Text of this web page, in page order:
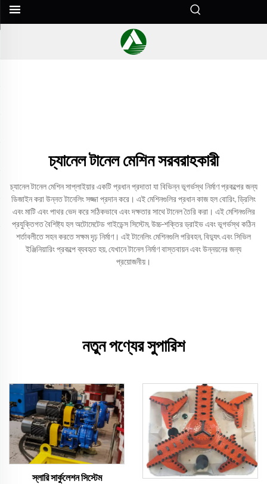
চ্যানেল টানেল মেশিন সরবরাহকারী
চ্যানেল টানেল মেশিন সাপ্লাইয়ার একটি প্রধান প্রদাতা যা বিভিন্ন ভূগর্ভস্থ নির্মাণ প্রকল্পের জন্য
ডিজাইন করা উন্নত টানেলিং সজ্জা প্রদান করে। এই মেশিনগুলির প্রধান কাজ হল বোরিং, ড্রিলিং
এবং মাটি এবং পাথর ভেদ করে সঠিকভাবে এবং দক্ষতার সাথে টানেল তৈরি করা। এই মেশিনগুলির
প্রযুক্তিগত বৈশিষ্ট্য হল অটোমেটেড গাইডেন্স সিস্টেম, উচ্চ-শক্তির ড্রাইভ এবং ভূগর্ভস্থ কঠিন
শর্তাবলীতে সহন করতে সক্ষম দৃঢ় নির্মাণ। এই টানেলিং মেশিনগুলি পরিবহন, বিদ্যুৎ এবং সিভিল
ইঞ্জিনিয়ারিং প্রকল্পে ব্যবহৃত হয়, যেখানে টানেল নির্মাণ বাস্তবায়ন এবং উন্নয়নের জন্য
প্রয়োজনীয়।
নতুন পণ্যের সুপারিশ
স্লারি সার্কুলেশন সিস্টেম